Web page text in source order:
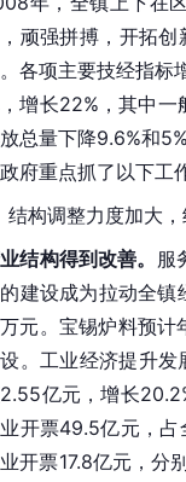
顽强拼搏，开拓
各项主要技经指标
增长22%，其中一
总量下降9.6%和
府重点抓了以下工
结构调整力度加大
结构得到改善。
服
建设成为拉动全
元。宝锡炉料预计
。工业经济提升
亿元，增长
开票49.5亿元，
开票17.8亿元，分